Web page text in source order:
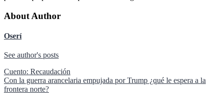
About Author
Oserí
See author's posts
Navegación
de
Cuento: Recaudación
Con la guerra arancelaria empujada por Trump ¿qué le espera a la
frontera norte?